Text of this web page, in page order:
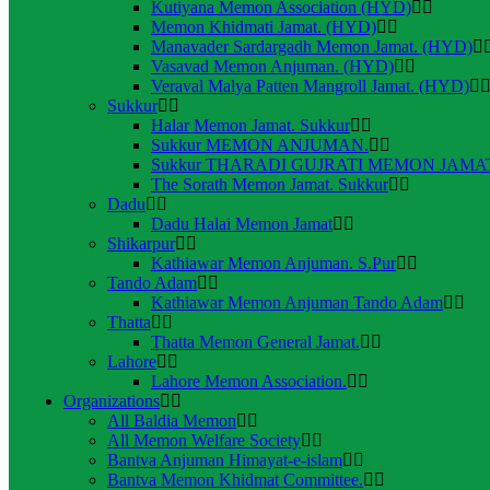
Kutiyana Memon Association (HYD)
Memon Khidmati Jamat. (HYD)
Manavader Sardargadh Memon Jamat. (HYD)
Vasavad Memon Anjuman. (HYD)
Veraval Malya Patten Mangroll Jamat. (HYD)
Sukkur
Halar Memon Jamat. Sukkur
Sukkur MEMON ANJUMAN.
Sukkur THARADI GUJRATI MEMON
The Sorath Memon Jamat. Sukkur
Dadu
Dadu Halai Memon Jamat
Shikarpur
Kathiawar Memon Anjuman. S.Pur
Tando Adam
Kathiawar Memon Anjuman Tando Adam
Thatta
Thatta Memon General Jamat.
Lahore
Lahore Memon Association.
Organizations
All Baldia Memon
All Memon Welfare Society
Bantva Anjuman Himayat-e-islam
Bantva Memon Khidmat Committee.